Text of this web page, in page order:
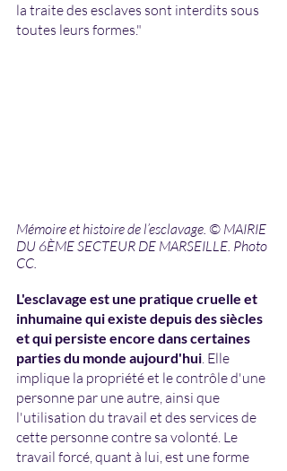
la traite des esclaves sont interdits sous
toutes leurs formes."
Mémoire et histoire de l’esclavage. © MAIRIE
DU 6ÈME SECTEUR DE MARSEILLE. Photo
CC.
L'esclavage est une pratique cruelle et
inhumaine qui existe depuis des siècles
et qui persiste encore dans certaines
parties du monde aujourd'hui . Elle
implique la propriété et le contrôle d'une
personne par une autre, ainsi que
l'utilisation du travail et des services de
cette personne contre sa volonté. Le
travail forcé, quant à lui, est une forme